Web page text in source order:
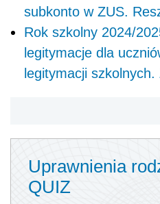
subkonto w ZUS.
Rok szkolny 2024/
legitymacje dla
legitymacji szkolnych.
Uprawnienia
QUIZ